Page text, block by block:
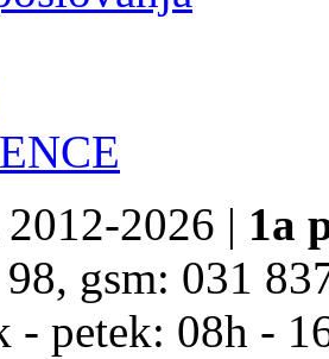
2026 | 1a
gsm: 031
- petek: 08h -